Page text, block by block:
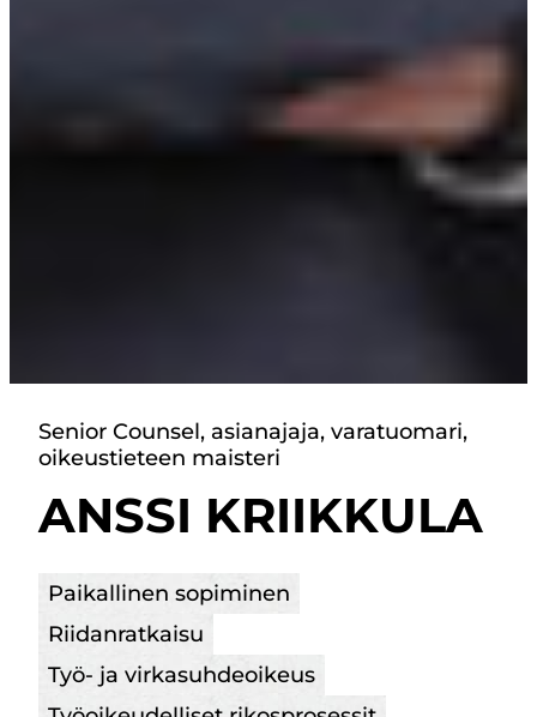
Senior Counsel, asianajaja, varatuomari,
oikeustieteen maisteri
ANSSI KRIIKKULA
Paikallinen sopiminen
Riidanratkaisu
Työ- ja virkasuhdeoikeus